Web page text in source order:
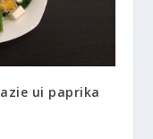
ui paprika